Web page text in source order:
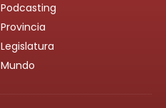
Podcasting
Provincia
Legislatura
Mundo